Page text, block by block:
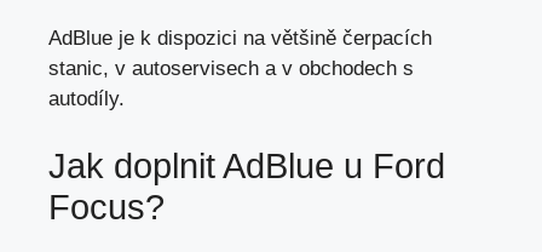
AdBlue je k dispozici na většině čerpacích
stanic, v autoservisech a v obchodech s
autodíly.
Jak doplnit AdBlue u Ford
Focus?